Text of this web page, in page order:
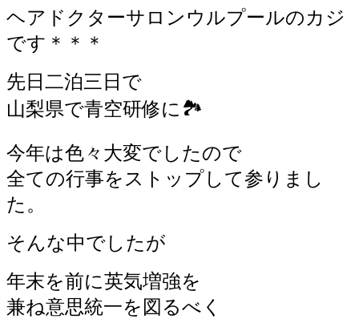
ヘアドクターサロンウルプールのカジ
です＊＊＊
先日二泊三日で
山梨県で青空研修に🏞
今年は色々大変でしたので
全ての行事をストップして参りまし
た。
そんな中でしたが
年末を前に英気増強を
兼ね意思統一を図るべく